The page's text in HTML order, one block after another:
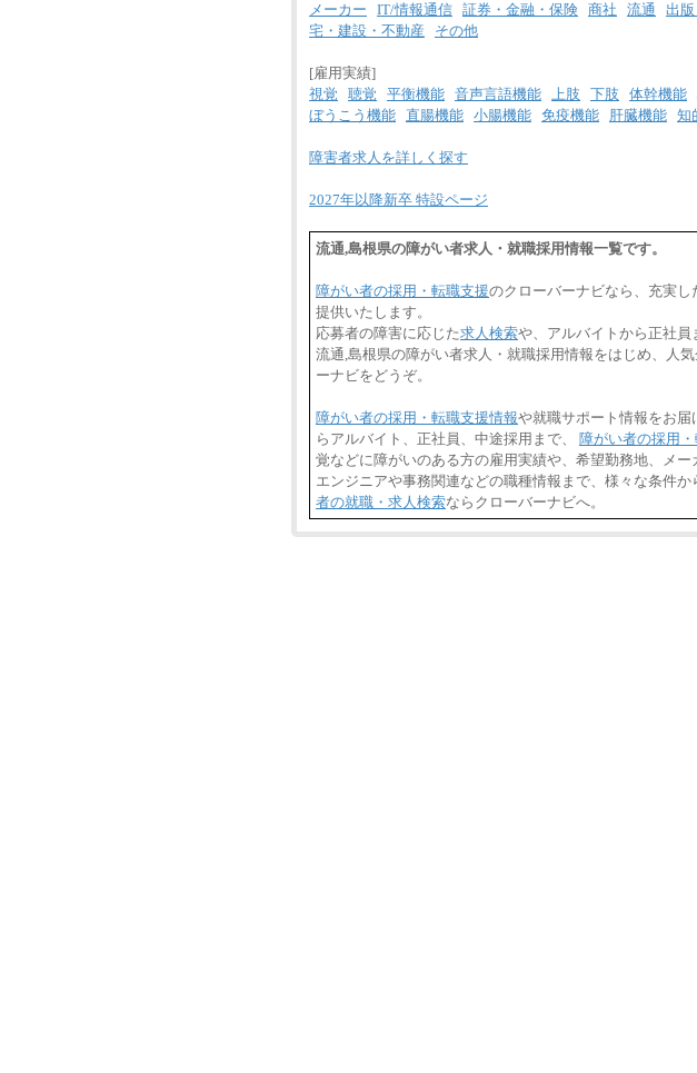
メーカー
IT/情報通信 証券・金融・保険 商社 流通 出
宅・建設・不動産
その他
[雇用実績]
視覚
聴覚 平衡機能 音声言語機能 上肢 下肢 体幹機能
ぼうこう機能 直腸機能 小腸機能 免疫機能 肝臓機能 知
障害者求人を詳しく探す
2027年以降新卒 特設ページ
流通,島根県の障がい者求人・就職採用情報一覧です。
障がい者の採用・転職支援のクローバーナビなら、充実
提供いたします。
応募者の障害に応じた求人検索や、アルバイトから正社員
流通,島根県の障がい者求人・就職採用情報をはじめ、人
ーナビをどうぞ。
障がい者の採用・転職支援情報や就職サポート情報をお
らアルバイト、正社員、中途採用まで、 障がい者の採用
覚などに障がいのある方の雇用実績や、希望勤務地、メ
エンジニアや事務関連などの職種情報まで、様々な条件か
者の就職・求人検索ならクローバーナビへ。